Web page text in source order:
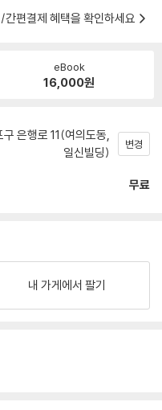
간편결제 혜택을 확인하세요
eBook
16,000원
은행로 11(여의도동,
일신빌딩)
변경
무료
내 가게에서 팔기